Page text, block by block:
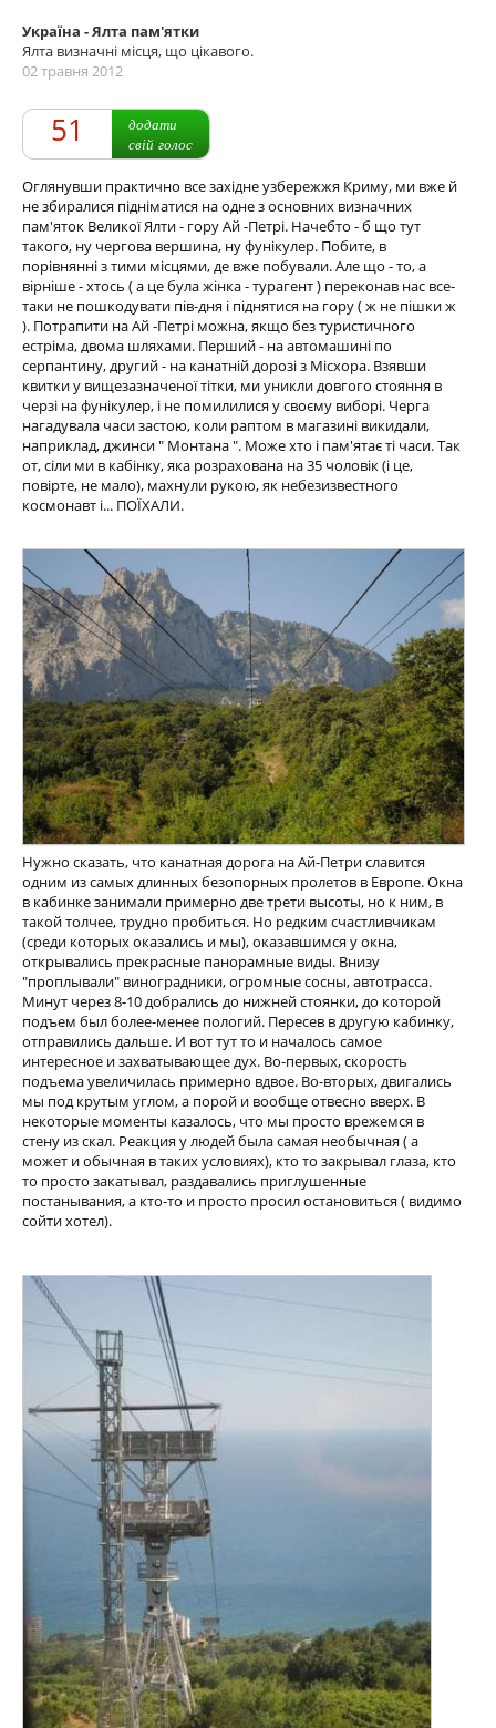
Україна - Ялта пам'ятки
Ялта визначні місця, що цікавого.
02 травня 2012
51
додати
свій голос
Оглянувши практично все західне узбережжя Криму, ми вже й
не збиралися підніматися на одне з основних визначних
пам'яток Великої Ялти - гору Ай -Петрі. Начебто - б що тут
такого, ну чергова вершина, ну фунікулер. Побите, в
порівнянні з тими місцями, де вже побували. Але що - то, а
вірніше - хтось ( а це була жінка - турагент ) переконав нас все-
таки не пошкодувати пів-дня і піднятися на гору ( ж не пішки ж
). Потрапити на Ай -Петрі можна, якщо без туристичного
естріма, двома шляхами. Перший - на автомашині по
серпантину, другий - на канатній дорозі з Місхора. Взявши
квитки у вищезазначеної тітки, ми уникли довгого стояння в
черзі на фунікулер, і не помилилися у своєму виборі. Черга
нагадувала часи застою, коли раптом в магазині викидали,
наприклад, джинси " Монтана ". Може хто і пам'ятає ті часи. Так
от, сіли ми в кабінку, яка розрахована на 35 чоловік (і це,
повірте, не мало), махнули рукою, як небезизвестного
космонавт і... ПОЇХАЛИ.
Нужно сказать, что канатная дорога на Ай-Петри славится
одним из самых длинных безопорных пролетов в Европе. Окна
в кабинке занимали примерно две трети высоты, но к ним, в
такой толчее, трудно пробиться. Но редким счастливчикам
(среди которых оказались и мы), оказавшимся у окна,
открывались прекрасные панорамные виды. Внизу
"проплывали" виноградники, огромные сосны, автотрасса.
Минут через 8-10 добрались до нижней стоянки, до которой
подъем был более-менее пологий. Пересев в другую кабинку,
отправились дальше. И вот тут то и началось самое
интересное и захватывающее дух. Во-первых, скорость
подъема увеличилась примерно вдвое. Во-вторых, двигались
мы под крутым углом, а порой и вообще отвесно вверх. В
некоторые моменты казалось, что мы просто врежемся в
стену из скал. Реакция у людей была самая необычная ( а
может и обычная в таких условиях), кто то закрывал глаза, кто
то просто закатывал, раздавались приглушенные
постанывания, а кто-то и просто просил остановиться ( видимо
сойти хотел).